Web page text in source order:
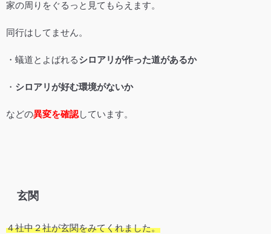
家の周りをぐるっと見てもらえます。
同行はしてません。
・蟻道とよばれるシロアリが作った道があるか
・ シロアリが好む環境がないか
などの異変を確認しています。
玄関
４社中２社が玄関をみてくれました。